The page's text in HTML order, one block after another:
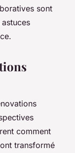
sont
comment
ont transformé